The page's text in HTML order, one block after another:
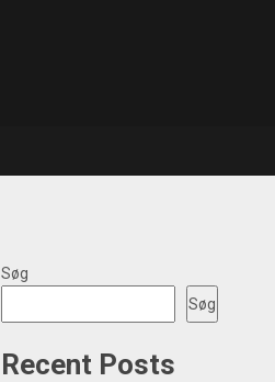
Søg
Søg
Recent Posts